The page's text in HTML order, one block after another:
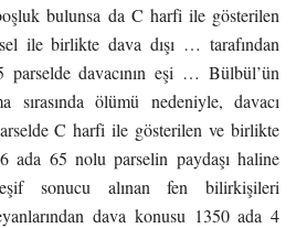
bulunsa da C harfi ile gösterilen
ile birlikte dava dışı … tarafından
parselde davacının eşi … Bülbül’ün
sırasında ölümü nedeniyle, davacı
C harfi ile gösterilen ve birlikte
ada 65 nolu parselin paydaşı haline
sonucu alınan fen bilirkişileri
dava konusu 1350 ada 4